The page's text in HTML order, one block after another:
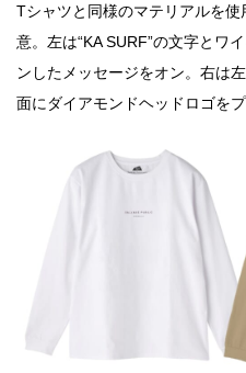
Tシャツと同様のマテリアルを
意。左は“KA SURF”の文字とワ
ンしたメッセージをオン。右は
面にダイアモンドヘッドロゴを